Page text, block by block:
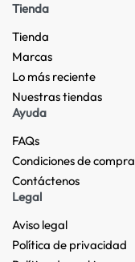
Tienda
Tienda
Marcas
Lo más reciente​
Nuestras tiendas​
Ayuda
FAQs
Condiciones de compra
Contáctenos
Legal
Aviso legal
Política de privacidad